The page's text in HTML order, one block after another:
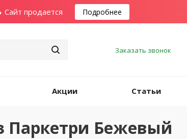
Сайт продается Подробнее
Заказать звонок
Акции Статьи
Бежевый